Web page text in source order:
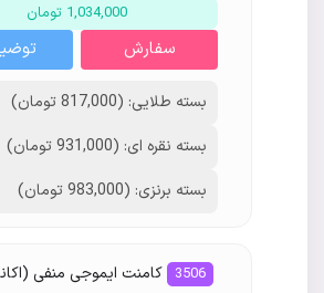
1,034,000 تومان
سفارش
بسته طلایی: (817,000 تومان)
بسته نقره ای: (931,000 تومان)
بسته برنزی: (983,000 تومان)
3506
کامنت ایموجی منفی